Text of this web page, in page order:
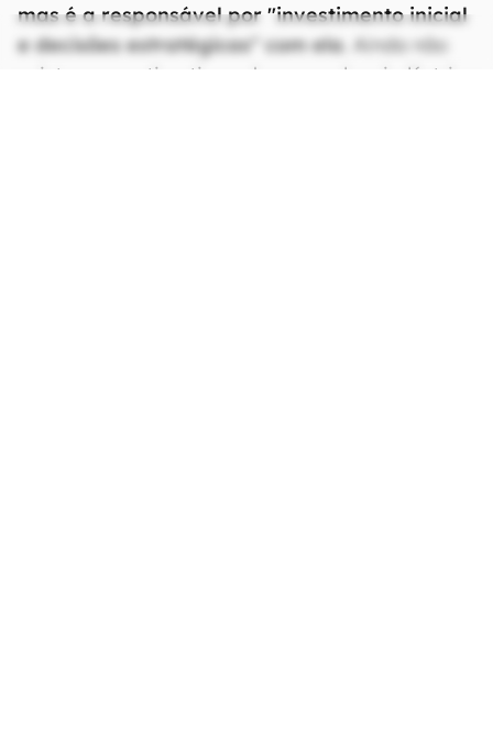
mas é a responsável por "investimento inicial
e decisões estratégicas" com ela. Ainda não
existe uma estimativa sobre quando a indústria